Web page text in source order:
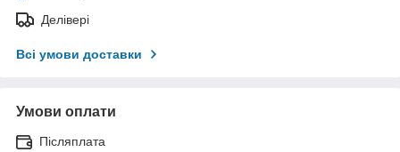
Делівері
Всі умови доставки
Умови оплати
Післяплата